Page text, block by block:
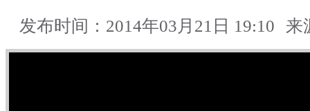
发布时间：2014年03月21日 19:10 来